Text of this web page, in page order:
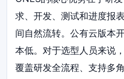
求、开发、测试和进度报
间自然流转。公有云版本
本低。对于选型人员来说
覆盖研发全流程、支持多